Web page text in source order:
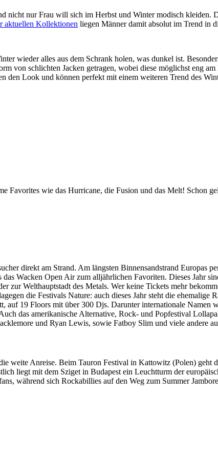
nicht nur Frau will sich im Herbst und Winter modisch kleiden.
aktuellen Kollektionen liegen Männer damit absolut im Trend in
wieder alles aus dem Schrank holen, was dunkel ist.
von schlichten Jacken getragen, wobei diese möglichst eng
den Look und können perfekt mit einem weiteren Trend des
wie das Hurricane, die Fusion und das Melt! Schon
direkt am Strand. Am längsten Binnensandstrand Europas
Wacken Open Air zum alljährlichen Favoriten. Dieses Jahr
Welthauptstadt des Metals. Wer keine Tickets mehr
die Festivals Nature: auch dieses Jahr steht die ehemalige
auf 19 Floors mit über 300 Djs. Darunter internationale
das amerikanische Alternative, Rock- und Popfestival
und Ryan Lewis, sowie Fatboy Slim und viele andere
weite Anreise. Beim Tauron Festival in Kattowitz (Polen)
liegt mit dem Sziget in Budapest ein Leuchtturm der
während sich Rockabillies auf den Weg zum Summer